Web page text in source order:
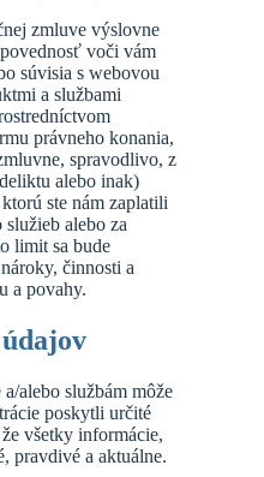
zmluve výslovne
voči vám
súvisia s webovou
a službami
právneho konania,
spravodlivo, z
alebo inak)
ste nám zaplatili
alebo za
limit sa bude
činnosti a
a povahy.
alebo službám môže
poskytli určité
všetky informácie,
pravdivé a aktuálne.